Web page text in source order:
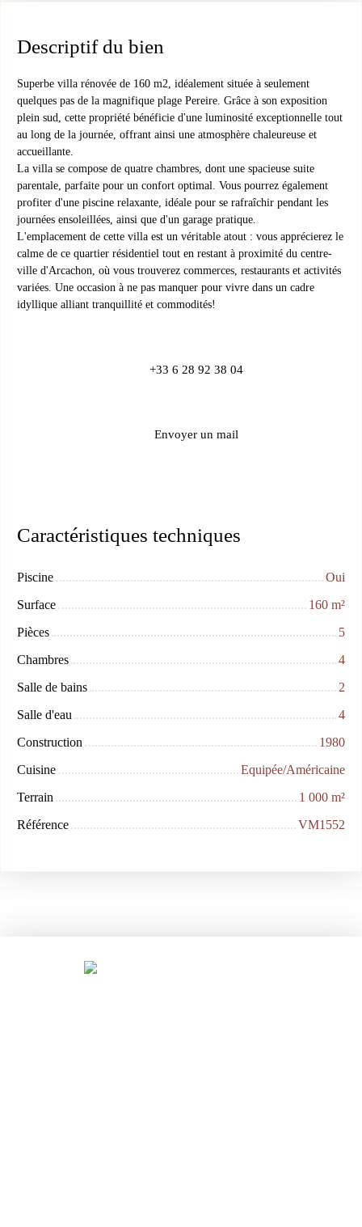
Descriptif du bien
Superbe villa rénovée de 160 m2, idéalement située à seulement
quelques pas de la magnifique plage Pereire. Grâce à son exposition
plein sud, cette propriété bénéficie d'une luminosité exceptionnelle tout
au long de la journée, offrant ainsi une atmosphère chaleureuse et
accueillante.
La villa se compose de quatre chambres, dont une spacieuse suite
parentale, parfaite pour un confort optimal. Vous pourrez également
profiter d'une piscine relaxante, idéale pour se rafraîchir pendant les
journées ensoleillées, ainsi que d'un garage pratique.
L'emplacement de cette villa est un véritable atout : vous apprécierez le
calme de ce quartier résidentiel tout en restant à proximité du centre-
ville d'Arcachon, où vous trouverez commerces, restaurants et activités
variées. Une occasion à ne pas manquer pour vivre dans un cadre
idyllique alliant tranquillité et commodités!
+33 6 28 92 38 04
Envoyer un mail
Caractéristiques techniques
Piscine
Oui
Surface
160 m²
Pièces
5
Chambres
4
Salle de bains
2
Salle d'eau
4
Construction
1980
Cuisine
Equipée/Américaine
Terrain
1 000 m²
Référence
VM1552